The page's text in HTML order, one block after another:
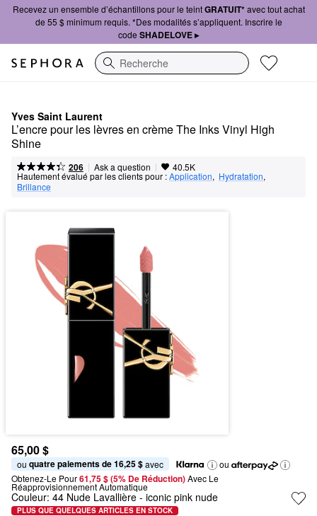
Recevez un ensemble d’échantillons pour le teintGRATUIT*avec tout achat
de 55 $ minimum requis. *Des modalités s’appliquent. Inscrire le
code SHADELOVE ▸
Recherche
Yves Saint Laurent
L’encre pour les lèvres en crème The Inks Vinyl High
Shine
206 | Ask a question | 40.5K
Hautement évalué par les clients pour :Application, Hydratation,
Brillance
65,00 $
ou quatre paiements de 16,25 $ avec
ou
Obtenez-Le Pour61,75 $ (5% De Réduction) Avec Le
Réapprovisionnement Automatique
Couleur: 44 Nude Lavallière - iconic pink nude
PLUS QUE QUELQUES ARTICLES EN STOCK